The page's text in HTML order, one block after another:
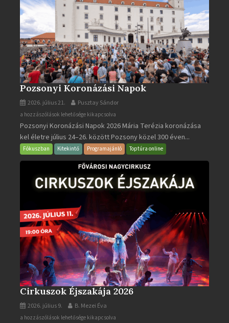
Pozsonyi Koronázási Napok
2026. július 21. Pusztay Sándor
Pozsonyi
Koronázási
Napok
bejegyzéshez
a hozzászólások lehetősége kikapcsolva
Pozsonyi Koronázási Napok 2026 Mária Terézia koronázása
kel életre július 24–26. között Pozsony közel 300 éven...
Fókuszban Kitekintő Programajánló Toptúra online
Cirkuszok Éjszakája 2026
2026. július 9. B. Mezei Éva
Cirkuszok
a hozzászólások lehetősége kikapcsolva